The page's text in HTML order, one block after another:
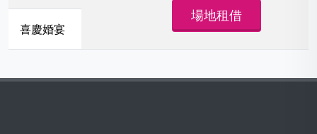
場地租借
喜慶婚宴